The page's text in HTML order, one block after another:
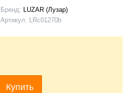
Бренд: LUZAR (Лузар)
Артикул: LRc01270b
Купить